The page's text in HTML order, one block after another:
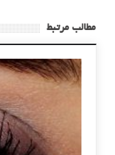
مطالب مرتبط